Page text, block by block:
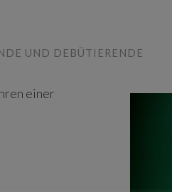
UND DEBÜTIERENDE
einer